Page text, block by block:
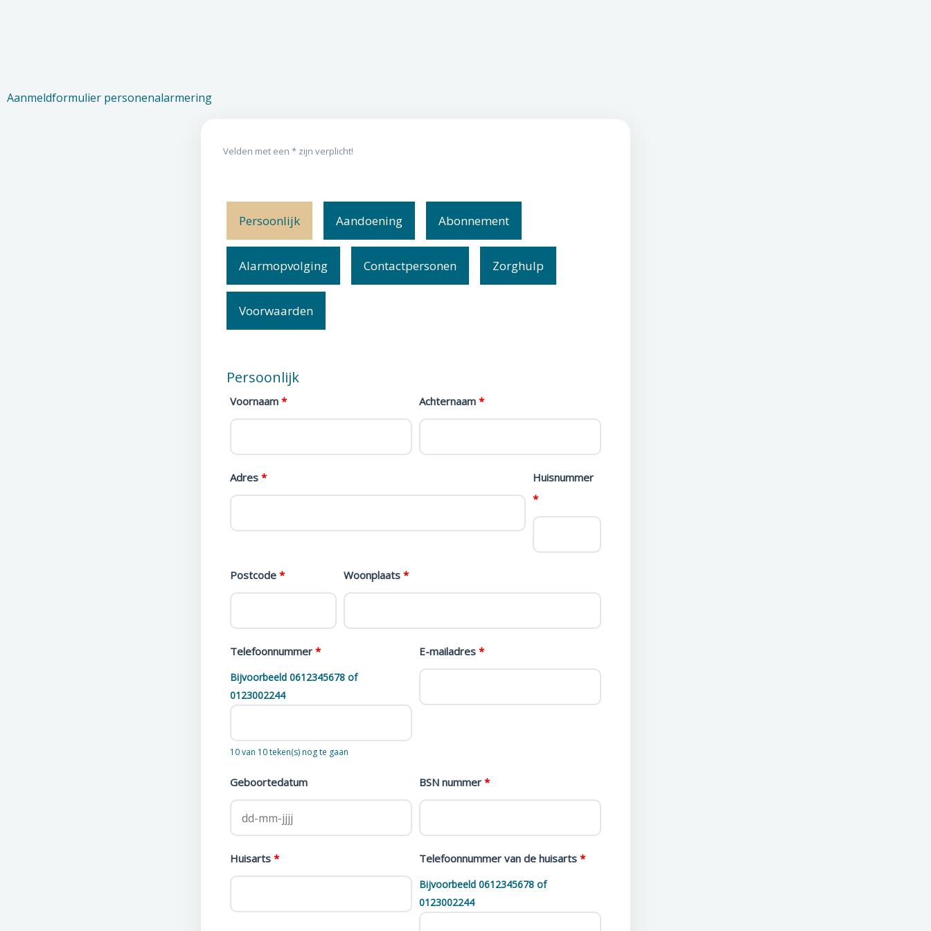
Aanmeldformulier personenalarmering
Velden met een * zijn verplicht!
Persoonlijk Aandoening Abonnement
Alarmopvolging Contactpersonen Zorghulp
Voorwaarden
Persoonlijk
Voornaam * Achternaam *
Adres *
Huisnummer
*
Postcode * Woonplaats *
Telefoonnummer *
Bijvoorbeeld 0612345678 of
0123002244
10 van 10 teken(s) nog te gaan
E-mailadres *
Geboortedatum BSN nummer *
Huisarts * Telefoonnummer van de huisarts *
Bijvoorbeeld 0612345678 of
0123002244